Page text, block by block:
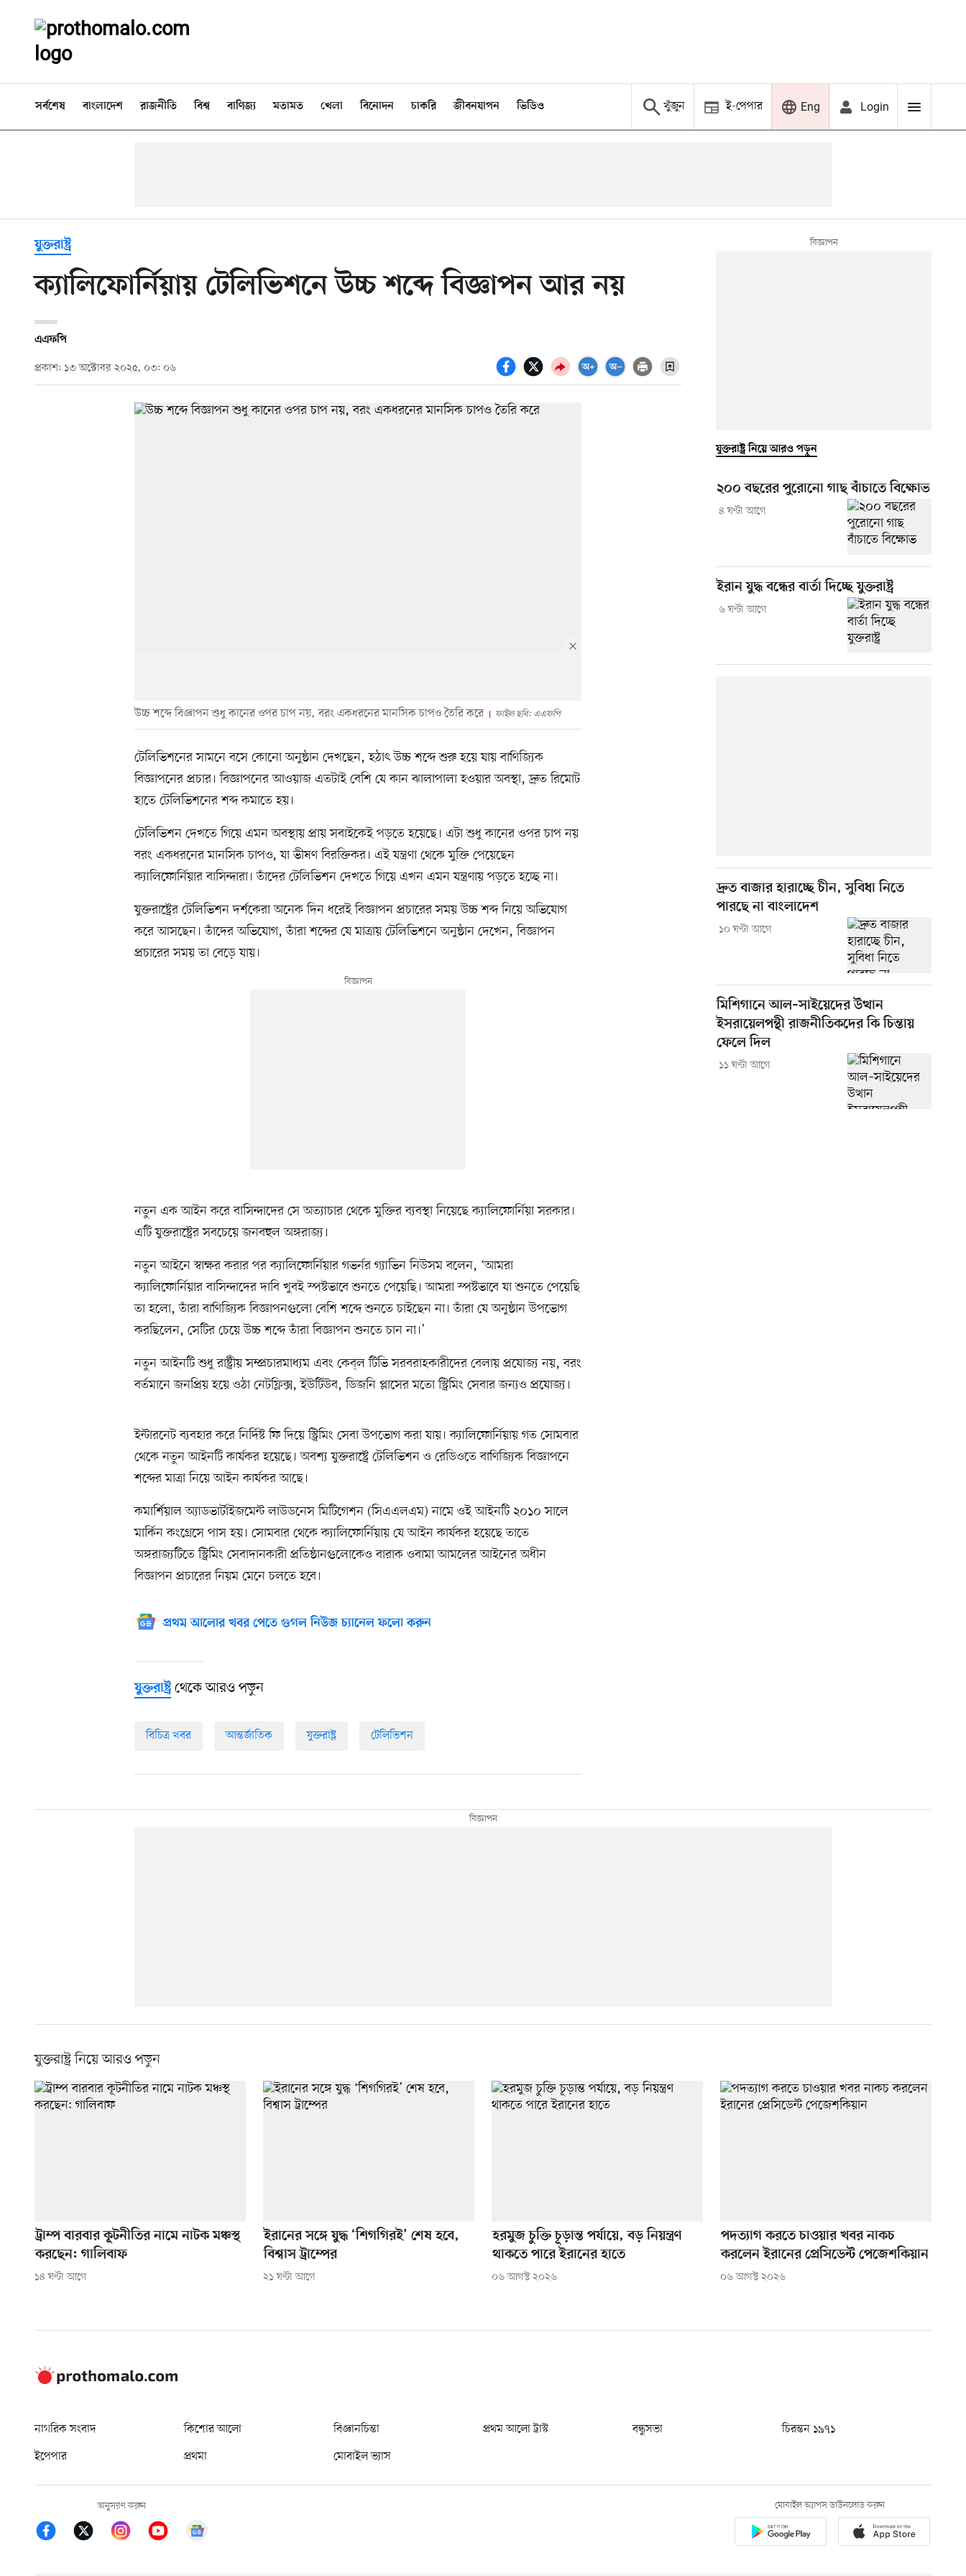
সর্বশেষ বাংলাদেশ রাজনীতি বিশ্ব বাণিজ্য মতামত খেলা বিনোদন চাকরি জীবনযাপন ভিডিও খুঁজুন ই-পেপার Eng Login
যুক্তরাষ্ট্র
ক্যালিফোর্নিয়ায় টেলিভিশনে উচ্চ শব্দে বিজ্ঞাপন আর নয়
এএফপি
প্রকাশ: ১৩ অক্টোবর ২০২৫, ০৩: ০৬
উচ্চ শব্দে বিজ্ঞাপন শুধু কানের ওপর চাপ নয়, বরং একধরনের মানসিক চাপও তৈরি করে ফাইল ছবি: এএফপি
টেলিভিশনের সামনে বসে কোনো অনুষ্ঠান দেখছেন, হঠাৎ উচ্চ শব্দে শুরু হয়ে যায় বাণিজ্যিক
বিজ্ঞাপনের প্রচার। বিজ্ঞাপনের আওয়াজ এতটাই বেশি যে কান ঝালাপালা হওয়ার অবস্থা, দ্রুত রিমোট
হাতে টেলিভিশনের শব্দ কমাতে হয়।
টেলিভিশন দেখতে গিয়ে এমন অবস্থায় প্রায় সবাইকেই পড়তে হয়েছে। এটা শুধু কানের ওপর চাপ নয়
বরং একধরনের মানসিক চাপও, যা ভীষণ বিরক্তিকর। এই যন্ত্রণা থেকে মুক্তি পেয়েছেন
ক্যালিফোর্নিয়ার বাসিন্দারা। তাঁদের টেলিভিশন দেখতে গিয়ে এখন এমন যন্ত্রণায় পড়তে হচ্ছে না।
যুক্তরাষ্ট্রের টেলিভিশন দর্শকেরা অনেক দিন ধরেই বিজ্ঞাপন প্রচারের সময় উচ্চ শব্দ নিয়ে অভিযোগ
করে আসছেন। তাঁদের অভিযোগ, তাঁরা শব্দের যে মাত্রায় টেলিভিশনে অনুষ্ঠান দেখেন, বিজ্ঞাপন
প্রচারের সময় তা বেড়ে যায়।
নতুন এক আইন করে বাসিন্দাদের সে অত্যাচার থেকে মুক্তির ব্যবস্থা নিয়েছে ক্যালিফোর্নিয়া সরকার।
এটি যুক্তরাষ্ট্রের সবচেয়ে জনবহুল অঙ্গরাজ্য।
নতুন আইনে স্বাক্ষর করার পর ক্যালিফোর্নিয়ার গভর্নর গ্যাভিন নিউসম বলেন, ‘আমরা
ক্যালিফোর্নিয়ার বাসিন্দাদের দাবি খুবই স্পষ্টভাবে শুনতে পেয়েছি। আমরা স্পষ্টভাবে যা শুনতে পেয়েছি
তা হলো, তাঁরা বাণিজ্যিক বিজ্ঞাপনগুলো বেশি শব্দে শুনতে চাইছেন না। তাঁরা যে অনুষ্ঠান উপভোগ
করছিলেন, সেটির চেয়ে উচ্চ শব্দে তাঁরা বিজ্ঞাপন শুনতে চান না।’
নতুন আইনটি শুধু রাষ্ট্রীয় সম্প্রচারমাধ্যম এবং কেব্‌ল টিভি সরবরাহকারীদের বেলায় প্রযোজ্য নয়, বরং
বর্তমানে জনপ্রিয় হয়ে ওঠা নেটফ্লিক্স, ইউটিউব, ডিজনি প্লাসের মতো স্ট্রিমিং সেবার জন্যও প্রযোজ্য।
ইন্টারনেট ব্যবহার করে নির্দিষ্ট ফি দিয়ে স্ট্রিমিং সেবা উপভোগ করা যায়। ক্যালিফোর্নিয়ায় গত সোমবার
থেকে নতুন আইনটি কার্যকর হয়েছে। অবশ্য যুক্তরাষ্ট্রে টেলিভিশন ও রেডিওতে বাণিজ্যিক বিজ্ঞাপনে
শব্দের মাত্রা নিয়ে আইন কার্যকর আছে।
কমার্শিয়াল অ্যাডভার্টাইজমেন্ট লাউডনেস মিটিগেশন (সিএএলএম) নামে ওই আইনটি ২০১০ সালে
মার্কিন কংগ্রেসে পাস হয়। সোমবার থেকে ক্যালিফোর্নিয়ায় যে আইন কার্যকর হয়েছে তাতে
অঙ্গরাজ্যটিতে স্ট্রিমিং সেবাদানকারী প্রতিষ্ঠানগুলোকেও বারাক ওবামা আমলের আইনের অধীন
বিজ্ঞাপন প্রচারের নিয়ম মেনে চলতে হবে।
প্রথম আলোর খবর পেতে গুগল নিউজ চ্যানেল ফলো করুন
যুক্তরাষ্ট্রথেকে আরও পড়ুন
বিচিত্র খবর আন্তর্জাতিক যুক্তরাষ্ট্র টেলিভিশন
যুক্তরাষ্ট্র নিয়ে আরও পড়ুন
২০০ বছরের পুরোনো গাছ বাঁচাতে বিক্ষোভ
৪ ঘণ্টা আগে
ইরান যুদ্ধ বন্ধের বার্তা দিচ্ছে যুক্তরাষ্ট্র
৬ ঘণ্টা আগে
দ্রুত বাজার হারাচ্ছে চীন, সুবিধা নিতে
পারছে না বাংলাদেশ
১০ ঘণ্টা আগে
মিশিগানে আল–সাইয়েদের উত্থান
ইসরায়েলপন্থী রাজনীতিকদের কি চিন্তায়
ফেলে দিল
১১ ঘণ্টা আগে
যুক্তরাষ্ট্র নিয়ে আরও পড়ুন
ট্রাম্প বারবার কূটনীতির নামে নাটক মঞ্চস্থ
করছেন: গালিবাফ
১৪ ঘণ্টা আগে
ইরানের সঙ্গে যুদ্ধ ‘শিগগিরই’ শেষ হবে,
বিশ্বাস ট্রাম্পের
২১ ঘণ্টা আগে
হরমুজ চুক্তি চূড়ান্ত পর্যায়ে, বড় নিয়ন্ত্রণ
থাকতে পারে ইরানের হাতে
০৬ আগস্ট ২০২৬
পদত্যাগ করতে চাওয়ার খবর নাকচ
করলেন ইরানের প্রেসিডেন্ট পেজেশকিয়ান
০৬ আগস্ট ২০২৬
নাগরিক সংবাদ কিশোর আলো বিজ্ঞানচিন্তা প্রথম আলো ট্রাস্ট বন্ধুসভা
চিরন্তন ১৯৭১
ইপেপার
প্রথমা মোবাইল ভ্যাস
অনুসরণ করুন মোবাইল অ্যাপস ডাউনলোড করুন